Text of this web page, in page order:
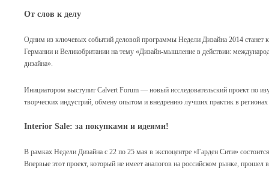
От слов к делу
Одним из ключевых событий деловой программы Недели Дизайна 2014 станет
Германии и Великобритании на тему «Дизайн-мышление в действии:
дизайна».
Инициатором выступит Calvert Forum — новый исследовательский проект по
творческих индустрий, обмену опытом и внедрению лучших практик в
Interior Sale: за покупками и идеями!
В рамках Недели Дизайна с 22 по 25 мая в экспоцентре «Гарден Сити»
Впервые этот проект, который не имеет аналогов на российском рынке, прошел